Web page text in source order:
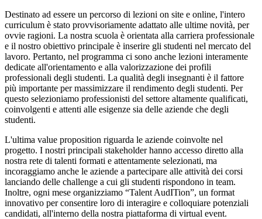
Destinato ad essere un percorso di lezioni on site e online, l'intero
curriculum è stato provvisoriamente adattato alle ultime novità, per
ovvie ragioni. La nostra scuola è orientata alla carriera professionale
e il nostro obiettivo principale è inserire gli studenti nel mercato del
lavoro. Pertanto, nel programma ci sono anche lezioni interamente
dedicate all'orientamento e alla valorizzazione dei profili
professionali degli studenti. La qualità degli insegnanti è il fattore
più importante per massimizzare il rendimento degli studenti. Per
questo selezioniamo professionisti del settore altamente qualificati,
coinvolgenti e attenti alle esigenze sia delle aziende che degli
studenti.
L'ultima value proposition riguarda le aziende coinvolte nel
progetto. I nostri principali stakeholder hanno accesso diretto alla
nostra rete di talenti formati e attentamente selezionati, ma
incoraggiamo anche le aziende a partecipare alle attività dei corsi
lanciando delle challenge a cui gli studenti rispondono in team.
Inoltre, ogni mese organizziamo “Talent AudITion”, un format
innovativo per consentire loro di interagire e colloquiare potenziali
candidati, all'interno della nostra piattaforma di virtual event.